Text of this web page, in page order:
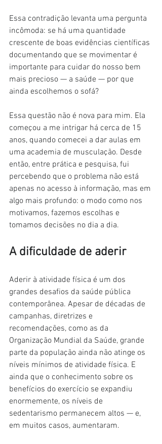
Essa contradição levanta uma pergunta
incômoda: se há uma quantidade
crescente de boas evidências científicas
documentando que se movimentar é
importante para cuidar do nosso bem
mais precioso — a saúde — por que
ainda escolhemos o sofá?
Essa questão não é nova para mim. Ela
começou a me intrigar há cerca de 15
anos, quando comecei a dar aulas em
uma academia de musculação. Desde
então, entre prática e pesquisa, fui
percebendo que o problema não está
apenas no acesso à informação, mas em
algo mais profundo: o modo como nos
motivamos, fazemos escolhas e
tomamos decisões no dia a dia.
A dificuldade de aderir
Aderir à atividade física é um dos
grandes desafios da saúde pública
contemporânea. Apesar de décadas de
campanhas, diretrizes e
recomendações, como as da
Organização Mundial da Saúde, grande
parte da população ainda não atinge os
níveis mínimos de atividade física. E
ainda que o conhecimento sobre os
benefícios do exercício se expandiu
enormemente, os níveis de
sedentarismo permanecem altos — e,
em muitos casos, aumentaram.